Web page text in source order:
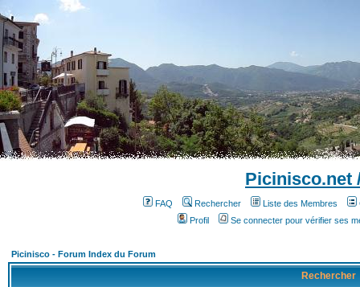
Picinisco.net
FAQ Rechercher Liste des Membres
Profil
Se connecter pour vérifier ses
Picinisco - Forum Index du Forum
Rechercher